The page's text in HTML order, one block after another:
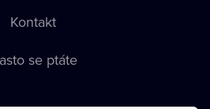
Kontakt
se ptáte